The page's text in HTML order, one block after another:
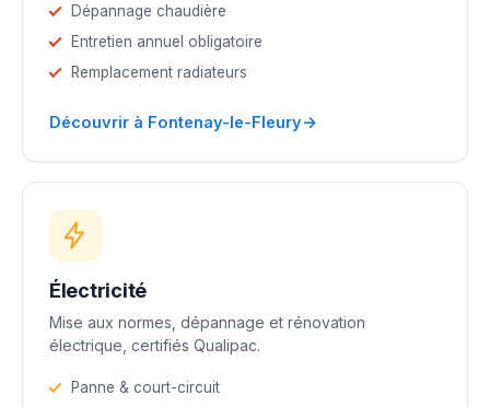
Dépannage chaudière
Entretien annuel obligatoire
Remplacement radiateurs
Découvrir à Fontenay-le-Fleury→
Électricité
Mise aux normes, dépannage et rénovation
électrique, certifiés Qualipac.
Panne & court-circuit